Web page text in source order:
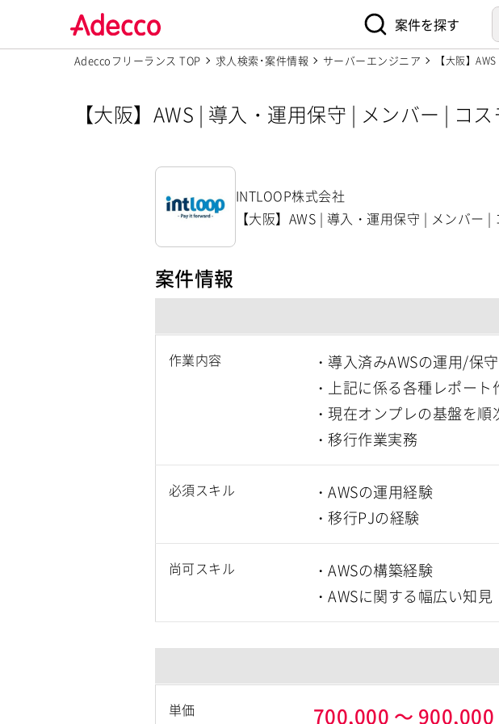
案件を探す
Adeccoフリーランス TOP 求人検索･案件情報 サーバーエンジニア 【大阪】
【大阪】AWS | 導入・運用保守 | メンバー |
INTLOOP株式会社
【大阪】AWS | 導入・運用保守 | メンバ
案件情報
作業内容
・導入済みAWSの運用/保守
・上記に係る各種レポー
・現在オンプレの基盤を
・移行作業実務
必須スキル
・AWSの運用経験
・移行PJの経験
尚可スキル
・AWSの構築経験
・AWSに関する幅広い知見
単価 700,000 ～ 900,000